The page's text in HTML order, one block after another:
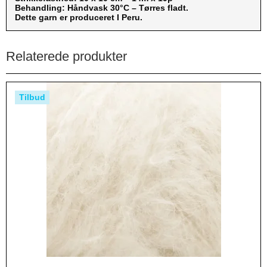
Behandling: Håndvask 30°C – Tørres fladt.
Dette garn er produceret I Peru.
Relaterede produkter
Tilbud